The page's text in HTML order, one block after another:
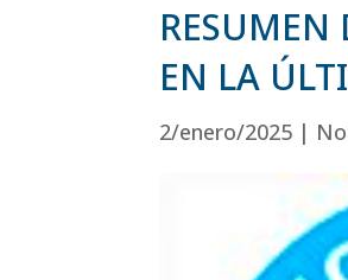
RESUMEN
EN LA
2/enero/2025 |